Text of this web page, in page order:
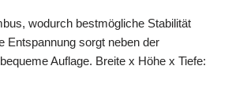
wodurch bestmögliche Stabilität
Entspannung sorgt neben der
Auflage. Breite x Höhe x Tiefe: